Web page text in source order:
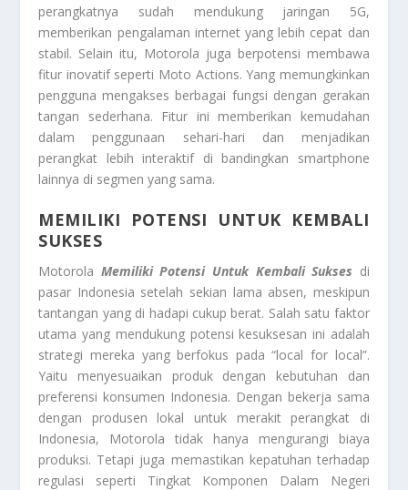
perangkatnya sudah mendukung jaringan 5G,
memberikan pengalaman internet yang lebih cepat dan
stabil. Selain itu, Motorola juga berpotensi membawa
fitur inovatif seperti Moto Actions. Yang memungkinkan
pengguna mengakses berbagai fungsi dengan gerakan
tangan sederhana. Fitur ini memberikan kemudahan
dalam penggunaan sehari-hari dan menjadikan
perangkat lebih interaktif di bandingkan smartphone
lainnya di segmen yang sama.
MEMILIKI POTENSI UNTUK KEMBALI
SUKSES
Motorola Memiliki Potensi Untuk Kembali Sukses di
pasar Indonesia setelah sekian lama absen, meskipun
tantangan yang di hadapi cukup berat. Salah satu faktor
utama yang mendukung potensi kesuksesan ini adalah
strategi mereka yang berfokus pada “local for local”.
Yaitu menyesuaikan produk dengan kebutuhan dan
preferensi konsumen Indonesia. Dengan bekerja sama
dengan produsen lokal untuk merakit perangkat di
Indonesia, Motorola tidak hanya mengurangi biaya
produksi. Tetapi juga memastikan kepatuhan terhadap
regulasi seperti Tingkat Komponen Dalam Negeri